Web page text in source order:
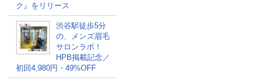
ク』をリリース
渋谷駅徒歩5分
の、メンズ眉毛
サロンラボ！
HPB掲載記念／
初回4,980円・49%OFF